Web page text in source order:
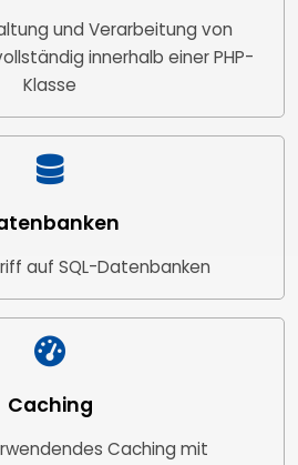
und Verarbeitung von
innerhalb einer PHP-
Klasse
auf SQL-Datenbanken
Caching
Caching mit